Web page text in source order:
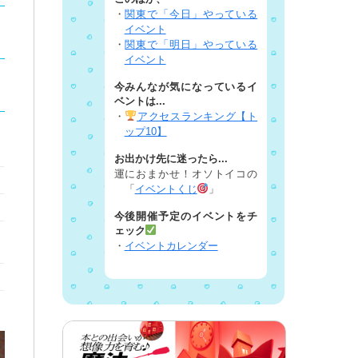
・ 関東で「今日」やっている
イベント
・ 関東で「明日」やっている
イベント
今みんなが気になっているイ
ベントは...
・
アクセスランキング【ト
ップ10】
お出かけ先に迷ったら...
運におまかせ！オソトイコの
「 イベントくじ 」
今後開催予定のイベントをチ
ェック
・ イベントカレンダー